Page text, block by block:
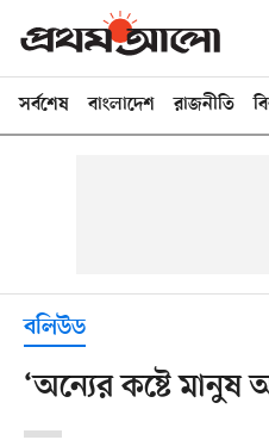
সর্বশেষ বাংলাদেশ রাজনীতি
বলিউড
‘অন্যের কষ্টে মানুষ